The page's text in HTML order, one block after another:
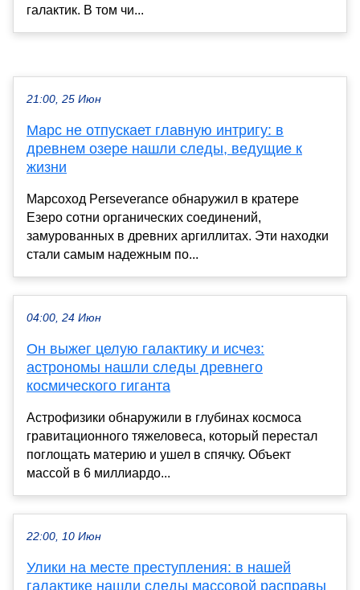
галактик. В том чи...
21:00, 25 Июн
Марс не отпускает главную интригу: в
древнем озере нашли следы, ведущие к
жизни
Марсоход Perseverance обнаружил в кратере
Езеро сотни органических соединений,
замурованных в древних аргиллитах. Эти находки
стали самым надежным по...
04:00, 24 Июн
Он выжег целую галактику и исчез:
астрономы нашли следы древнего
космического гиганта
Астрофизики обнаружили в глубинах космоса
гравитационного тяжеловеса, который перестал
поглощать материю и ушел в спячку. Объект
массой в 6 миллиардо...
22:00, 10 Июн
Улики на месте преступления: в нашей
галактике нашли следы массовой расправы